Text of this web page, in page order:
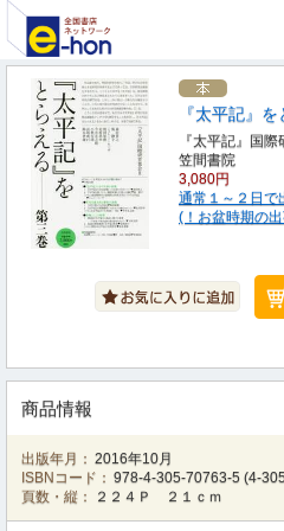
『太平記』
『太平記』国
笠間書院
3,080円
通常１～２日で
(！お盆時期の
商品情報
出版年月： 2016年10月
ISBNコード： 978-4-305-70763-5 (4-
頁数・縦：
２２４Ｐ ２１ｃｍ